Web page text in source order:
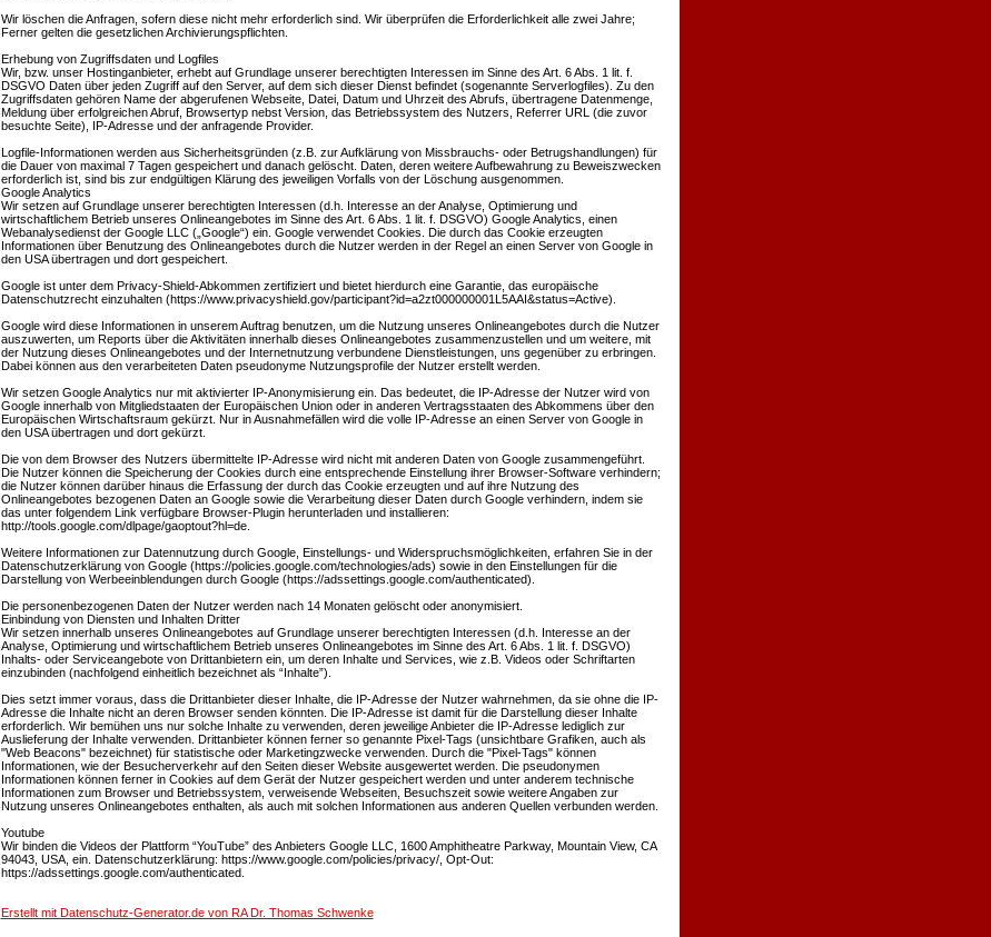
Wir löschen die Anfragen, sofern diese nicht mehr erforderlich sind. Wir überprüfen die Erforderlichkeit alle zwei Jahre;
Ferner gelten die gesetzlichen Archivierungspflichten.
Erhebung von Zugriffsdaten und Logfiles
Wir, bzw. unser Hostinganbieter, erhebt auf Grundlage unserer berechtigten Interessen im Sinne des Art. 6 Abs. 1 lit. f.
DSGVO Daten über jeden Zugriff auf den Server, auf dem sich dieser Dienst befindet (sogenannte Serverlogfiles). Zu den
Zugriffsdaten gehören Name der abgerufenen Webseite, Datei, Datum und Uhrzeit des Abrufs, übertragene Datenmenge,
Meldung über erfolgreichen Abruf, Browsertyp nebst Version, das Betriebssystem des Nutzers, Referrer URL (die zuvor
besuchte Seite), IP-Adresse und der anfragende Provider.
Logfile-Informationen werden aus Sicherheitsgründen (z.B. zur Aufklärung von Missbrauchs- oder Betrugshandlungen) für
die Dauer von maximal 7 Tagen gespeichert und danach gelöscht. Daten, deren weitere Aufbewahrung zu Beweiszwecken
erforderlich ist, sind bis zur endgültigen Klärung des jeweiligen Vorfalls von der Löschung ausgenommen.
Google Analytics
Wir setzen auf Grundlage unserer berechtigten Interessen (d.h. Interesse an der Analyse, Optimierung und
wirtschaftlichem Betrieb unseres Onlineangebotes im Sinne des Art. 6 Abs. 1 lit. f. DSGVO) Google Analytics, einen
Webanalysedienst der Google LLC („Google“) ein. Google verwendet Cookies. Die durch das Cookie erzeugten
Informationen über Benutzung des Onlineangebotes durch die Nutzer werden in der Regel an einen Server von Google in
den USA übertragen und dort gespeichert.
Google ist unter dem Privacy-Shield-Abkommen zertifiziert und bietet hierdurch eine Garantie, das europäische
Datenschutzrecht einzuhalten (https://www.privacyshield.gov/participant?id=a2zt000000001L5AAI&status=Active).
Google wird diese Informationen in unserem Auftrag benutzen, um die Nutzung unseres Onlineangebotes durch die Nutzer
auszuwerten, um Reports über die Aktivitäten innerhalb dieses Onlineangebotes zusammenzustellen und um weitere, mit
der Nutzung dieses Onlineangebotes und der Internetnutzung verbundene Dienstleistungen, uns gegenüber zu erbringen.
Dabei können aus den verarbeiteten Daten pseudonyme Nutzungsprofile der Nutzer erstellt werden.
Wir setzen Google Analytics nur mit aktivierter IP-Anonymisierung ein. Das bedeutet, die IP-Adresse der Nutzer wird von
Google innerhalb von Mitgliedstaaten der Europäischen Union oder in anderen Vertragsstaaten des Abkommens über den
Europäischen Wirtschaftsraum gekürzt. Nur in Ausnahmefällen wird die volle IP-Adresse an einen Server von Google in
den USA übertragen und dort gekürzt.
Die von dem Browser des Nutzers übermittelte IP-Adresse wird nicht mit anderen Daten von Google zusammengeführt.
Die Nutzer können die Speicherung der Cookies durch eine entsprechende Einstellung ihrer Browser-Software verhindern;
die Nutzer können darüber hinaus die Erfassung der durch das Cookie erzeugten und auf ihre Nutzung des
Onlineangebotes bezogenen Daten an Google sowie die Verarbeitung dieser Daten durch Google verhindern, indem sie
das unter folgendem Link verfügbare Browser-Plugin herunterladen und installieren:
http://tools.google.com/dlpage/gaoptout?hl=de.
Weitere Informationen zur Datennutzung durch Google, Einstellungs- und Widerspruchsmöglichkeiten, erfahren Sie in der
Datenschutzerklärung von Google (https://policies.google.com/technologies/ads) sowie in den Einstellungen für die
Darstellung von Werbeeinblendungen durch Google (https://adssettings.google.com/authenticated).
Die personenbezogenen Daten der Nutzer werden nach 14 Monaten gelöscht oder anonymisiert.
Einbindung von Diensten und Inhalten Dritter
Wir setzen innerhalb unseres Onlineangebotes auf Grundlage unserer berechtigten Interessen (d.h. Interesse an der
Analyse, Optimierung und wirtschaftlichem Betrieb unseres Onlineangebotes im Sinne des Art. 6 Abs. 1 lit. f. DSGVO)
Inhalts- oder Serviceangebote von Drittanbietern ein, um deren Inhalte und Services, wie z.B. Videos oder Schriftarten
einzubinden (nachfolgend einheitlich bezeichnet als “Inhalte”).
Dies setzt immer voraus, dass die Drittanbieter dieser Inhalte, die IP-Adresse der Nutzer wahrnehmen, da sie ohne die IP-
Adresse die Inhalte nicht an deren Browser senden könnten. Die IP-Adresse ist damit für die Darstellung dieser Inhalte
erforderlich. Wir bemühen uns nur solche Inhalte zu verwenden, deren jeweilige Anbieter die IP-Adresse lediglich zur
Auslieferung der Inhalte verwenden. Drittanbieter können ferner so genannte Pixel-Tags (unsichtbare Grafiken, auch als
"Web Beacons" bezeichnet) für statistische oder Marketingzwecke verwenden. Durch die "Pixel-Tags" können
Informationen, wie der Besucherverkehr auf den Seiten dieser Website ausgewertet werden. Die pseudonymen
Informationen können ferner in Cookies auf dem Gerät der Nutzer gespeichert werden und unter anderem technische
Informationen zum Browser und Betriebssystem, verweisende Webseiten, Besuchszeit sowie weitere Angaben zur
Nutzung unseres Onlineangebotes enthalten, als auch mit solchen Informationen aus anderen Quellen verbunden werden.
Youtube
Wir binden die Videos der Plattform “YouTube” des Anbieters Google LLC, 1600 Amphitheatre Parkway, Mountain View, CA
94043, USA, ein. Datenschutzerklärung: https://www.google.com/policies/privacy/, Opt-Out:
https://adssettings.google.com/authenticated.
Erstellt mit Datenschutz-Generator.de von RA Dr. Thomas Schwenke